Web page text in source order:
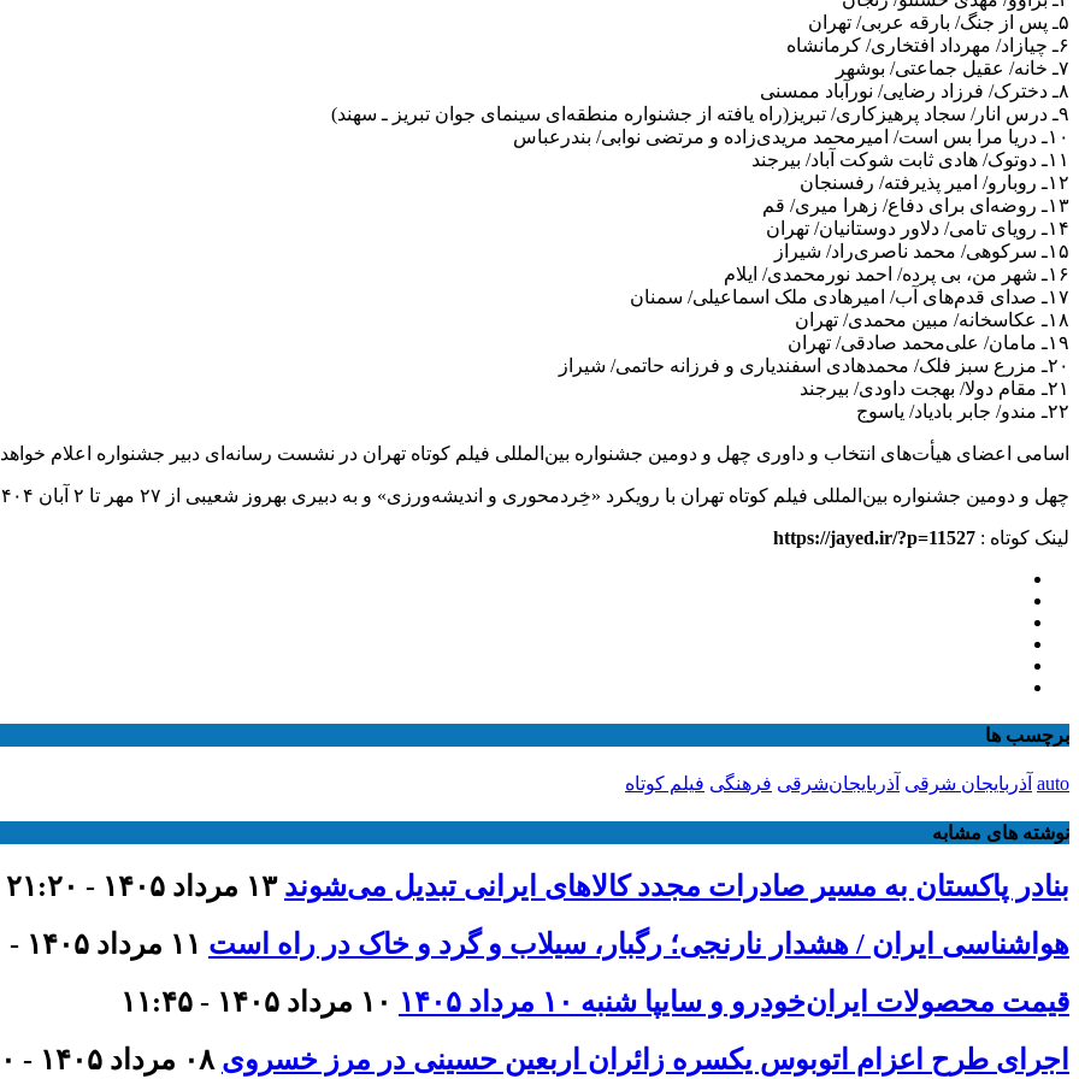
۵ـ پس از جنگ/ بارقه عربی/ تهران
۶ـ چیازاد/ مهرداد افتخاری/ کرمانشاه
۷ـ خانه/ عقیل جماعتی/ بوشهر
۸ـ دخترک/ فرزاد رضایی/ نورآباد ممسنی
۹ـ درس انار/ سجاد پرهیزکاری/ تبریز(راه یافته از جشنواره منطقه‌ای سینمای جوان تبریز ـ سهند)
۱۰ـ دریا مرا بس است/ امیرمحمد مریدی‌زاده و مرتضی نوابی/ بندرعباس
۱۱ـ دوتوک/ هادی ثابت شوکت آباد/ بیرجند
۱۲ـ روبارو/ امیر پذیرفته/ رفسنجان
۱۳ـ روضه‌ای برای دفاع/ زهرا میری/ قم
۱۴ـ رویای تامی/ دلاور دوستانیان/ تهران
۱۵ـ سرکوهی/ محمد ناصری‌راد/ شیراز
۱۶ـ شهر من، بی پرده/ احمد نورمحمدی/ ایلام
۱۷ـ صدای قدم‌های آب/ امیرهادی ملک اسماعیلی/ سمنان
۱۸ـ عکاسخانه/ مبین محمدی/ تهران
۱۹ـ مامان/ علی‌محمد صادقی/ تهران
۲۰ـ مزرع سبز فلک/ محمدهادی اسفندیاری و فرزانه حاتمی/ شیراز
۲۱ـ مقام دولا/ بهجت داودی/ بیرجند
۲۲ـ مندو/ جابر بادیاد/ یاسوج
اسامی اعضای هیأت‌های انتخاب و داوری چهل و دومین جشنواره بین‌المللی فیلم کوتاه تهران در نشست رسانه‌ای دبیر جشنواره اعلام
چهل ‌و ‌دومین جشنواره بین‌المللی فیلم کوتاه تهران با رویکرد «خِردمحوری و اندیشه‌ورزی» و به دبیری بهروز شعیبی از ۲۷ مهر تا ۲ آبان‌ ۱۴۰۴ در پردیس سینمایی ایران‌مال تهران برگزار خواهد شد.
لینک کوتاه : https://jayed.ir/?p=11527
برچسب ها
auto آذربایجان شرقی آذربایجان‌شرقی فرهنگی فیلم کوتاه
نوشته های مشابه
بنادر پاکستان به مسیر صادرات مجدد کالاهای ایرانی تبدیل می‌شوند ۱۳ مرداد ۱۴۰۵ - ۲۱:۲۰
هواشناسی ایران / هشدار نارنجی؛ رگبار، سیلاب و گرد و خاک در راه است ۱۱ مرداد ۱۴۰۵ - ۹:۰۰
قیمت محصولات ایران‌خودرو و سایپا شنبه ۱۰ مرداد ۱۴۰۵
۱۰ مرداد ۱۴۰۵ - ۱۱:۴۵
اجرای طرح اعزام اتوبوس یکسره زائران اربعین حسینی در مرز خسروی ۰۸ مرداد ۱۴۰۵ - ۲۱:۰۰